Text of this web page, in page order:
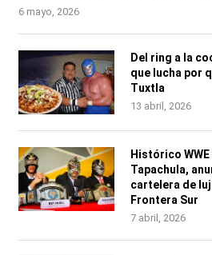
6 mayo, 2026
Del ring a la
que lucha por
Tuxtla
13 abril, 2026
Histórico WWE
Tapachula,
cartelera de
Frontera Sur
7 abril, 2026